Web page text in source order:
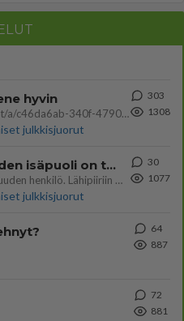
hyvin
https://www.iltalehti.fi/viihdeuutiset/a/c46da6ab-340f-4790-aaa7-0865eed2336 Yrityksen konkurssihakemus on tullut kärä
julkkisjuorut
303
1308
Tiesitkö? Martina Aitolehden isäpuoli on tämä suosittu laulaja
Martina Aitolehti on seurattu julkisuuden henkilö. Lähipiiriin mahtuu muitakin tunnettuja henkilöitä. Tiesitkö, että Ma
julkkisjuorut
30
1077
64
887
72
881